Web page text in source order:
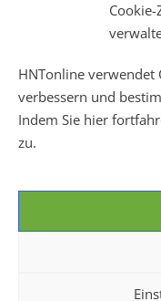
HNTonline verwendet
verbessern und
Indem Sie hier
zu.
Mo + Mi 16:00 –
Mo – Fr 08:00 – 22:00
Sa + So 10:00 – 18:00